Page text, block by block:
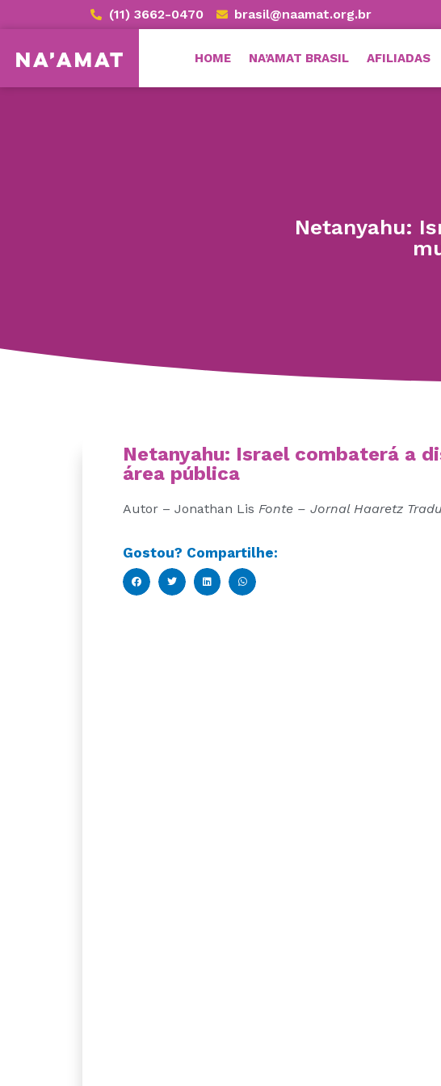
(11) 3662-0470 brasil@naamat.org.br
HOME NA’AMAT BRASIL AFILIADAS
Netanyahu:
Netanyahu: Israel combaterá a
área pública
Autor – Jonathan Lis Fonte – Jornal Haaretz
Gostou? Compartilhe: